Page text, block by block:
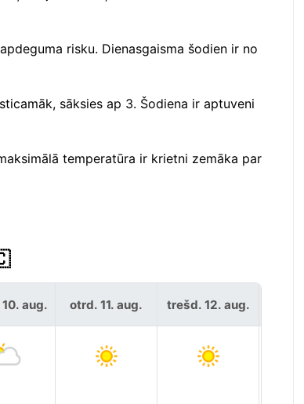
risku. Dienasgaisma šodien ir no
sāksies ap 3. Šodiena ir aptuveni
temperatūra ir krietni zemāka par
aug. otrd. 11. aug. trešd. 12. aug.